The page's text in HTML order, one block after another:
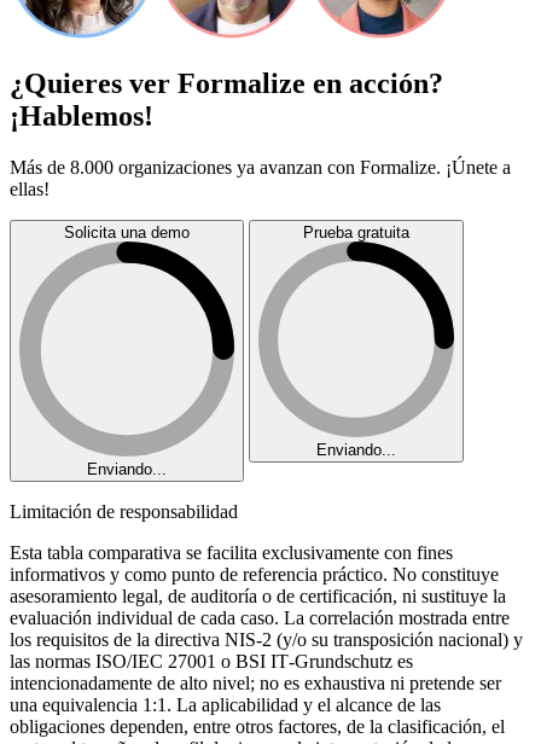
¿Quieres ver Formalize en acción?
¡Hablemos!
Más de 8.000 organizaciones ya avanzan con Formalize. ¡Únete a
ellas!
Solicita una demo
Enviando...
Prueba gratuita
Enviando...
Limitación de responsabilidad
Esta tabla comparativa se facilita exclusivamente con fines
informativos y como punto de referencia práctico. No constituye
asesoramiento legal, de auditoría o de certificación, ni sustituye la
evaluación individual de cada caso. La correlación mostrada entre
los requisitos de la directiva NIS‑2 (y/o su transposición nacional) y
las normas ISO/IEC 27001 o BSI IT‑Grundschutz es
intencionadamente de alto nivel; no es exhaustiva ni pretende ser
una equivalencia 1:1. La aplicabilidad y el alcance de las
obligaciones dependen, entre otros factores, de la clasificación, el